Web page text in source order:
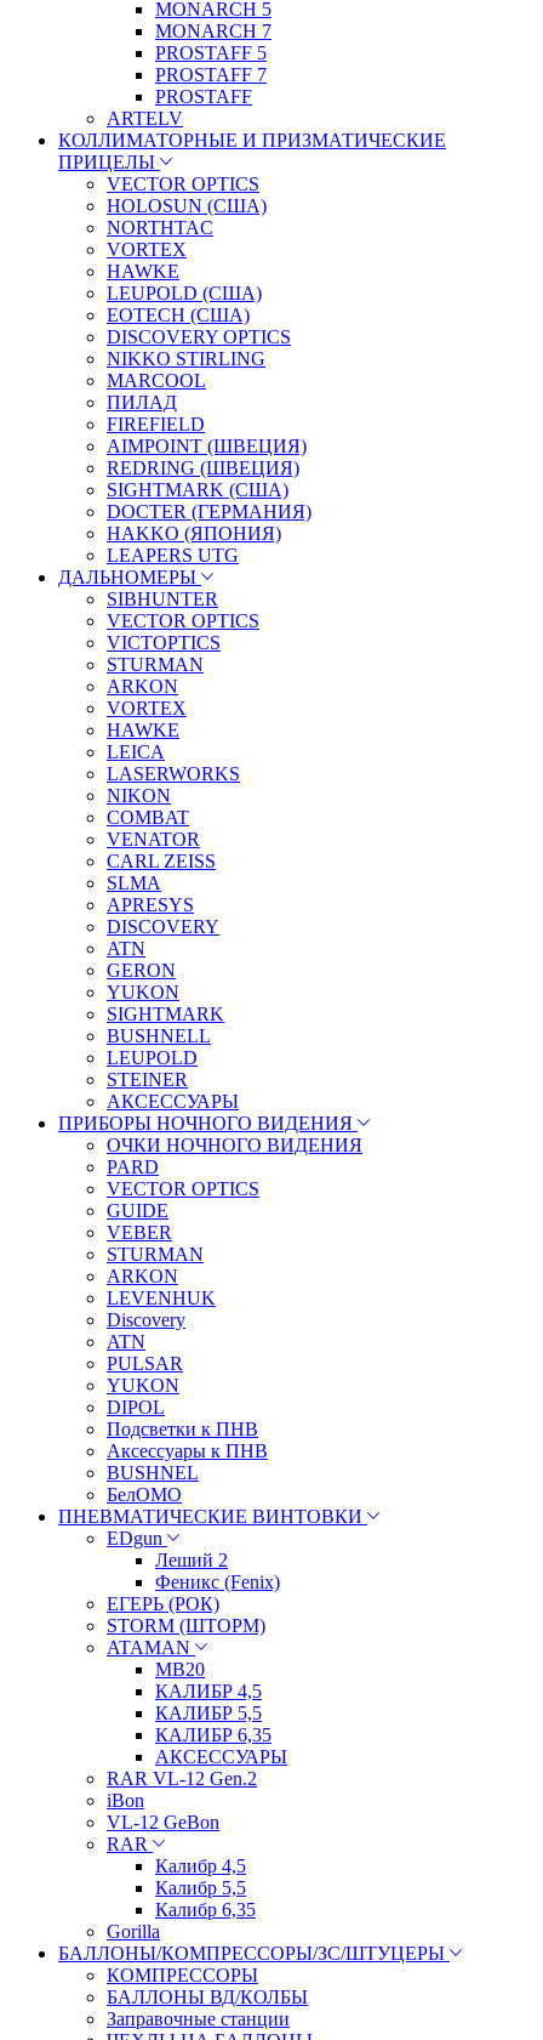
MONARCH 5
MONARCH 7
PROSTAFF 5
PROSTAFF 7
PROSTAFF
ARTELV
КОЛЛИМАТОРНЫЕ И ПРИЗМАТИЧЕСКИЕ
ПРИЦЕЛЫ
VECTOR OPTICS
HOLOSUN (США)
NORTHTAC
VORTEX
HAWKE
LEUPOLD (США)
EOTECH (США)
DISCOVERY OPTICS
NIKKO STIRLING
MARCOOL
ПИЛАД
FIREFIELD
AIMPOINT (ШВЕЦИЯ)
REDRING (ШВЕЦИЯ)
SIGHTMARK (США)
DOCTER (ГЕРМАНИЯ)
HAKKO (ЯПОНИЯ)
LEAPERS UTG
ДАЛЬНОМЕРЫ
SIBHUNTER
VECTOR OPTICS
VICTOPTICS
STURMAN
ARKON
VORTEX
HAWKE
LEICA
LASERWORKS
NIKON
COMBAT
VENATOR
CARL ZEISS
SLMA
APRESYS
DISCOVERY
ATN
GERON
YUKON
SIGHTMARK
BUSHNELL
LEUPOLD
STEINER
АКСЕССУАРЫ
ПРИБОРЫ НОЧНОГО ВИДЕНИЯ
ОЧКИ НОЧНОГО ВИДЕНИЯ
PARD
VECTOR OPTICS
GUIDE
VEBER
STURMAN
ARKON
LEVENHUK
Discovery
ATN
PULSAR
YUKON
DIPOL
Подсветки к ПНВ
Аксессуары к ПНВ
BUSHNEL
БелОМО
ПНЕВМАТИЧЕСКИЕ ВИНТОВКИ
EDgun
Леший 2
Феникс (Fenix)
ЕГЕРЬ (РОК)
STORM (ШТОРМ)
ATAMAN
МВ20
КАЛИБР 4,5
КАЛИБР 5,5
КАЛИБР 6,35
АКСЕССУАРЫ
RAR VL-12 Gen.2
iBon
VL-12 GeBon
RAR
Калибр 4,5
Калибр 5,5
Калибр 6,35
Gorilla
БАЛЛОНЫ/КОМПРЕССОРЫ/ЗС/ШТУЦЕРЫ
КОМПРЕССОРЫ
БАЛЛОНЫ ВД/КОЛБЫ
Заправочные станции